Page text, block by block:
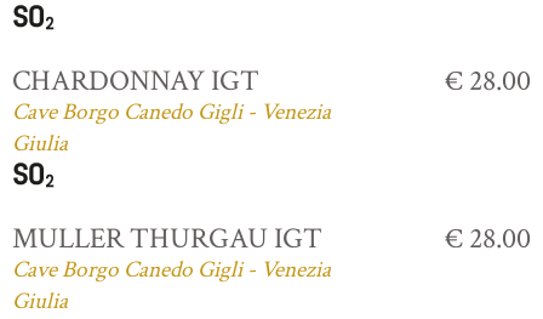
CHARDONNAY IGT
Cave Borgo Canedo Gigli - Venezia
Giulia
€ 28.00
MULLER THURGAU IGT
Cave Borgo Canedo Gigli - Venezia
Giulia
€ 28.00